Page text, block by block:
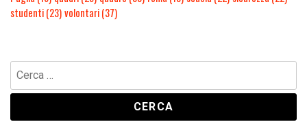
studenti(23)volontari(37)